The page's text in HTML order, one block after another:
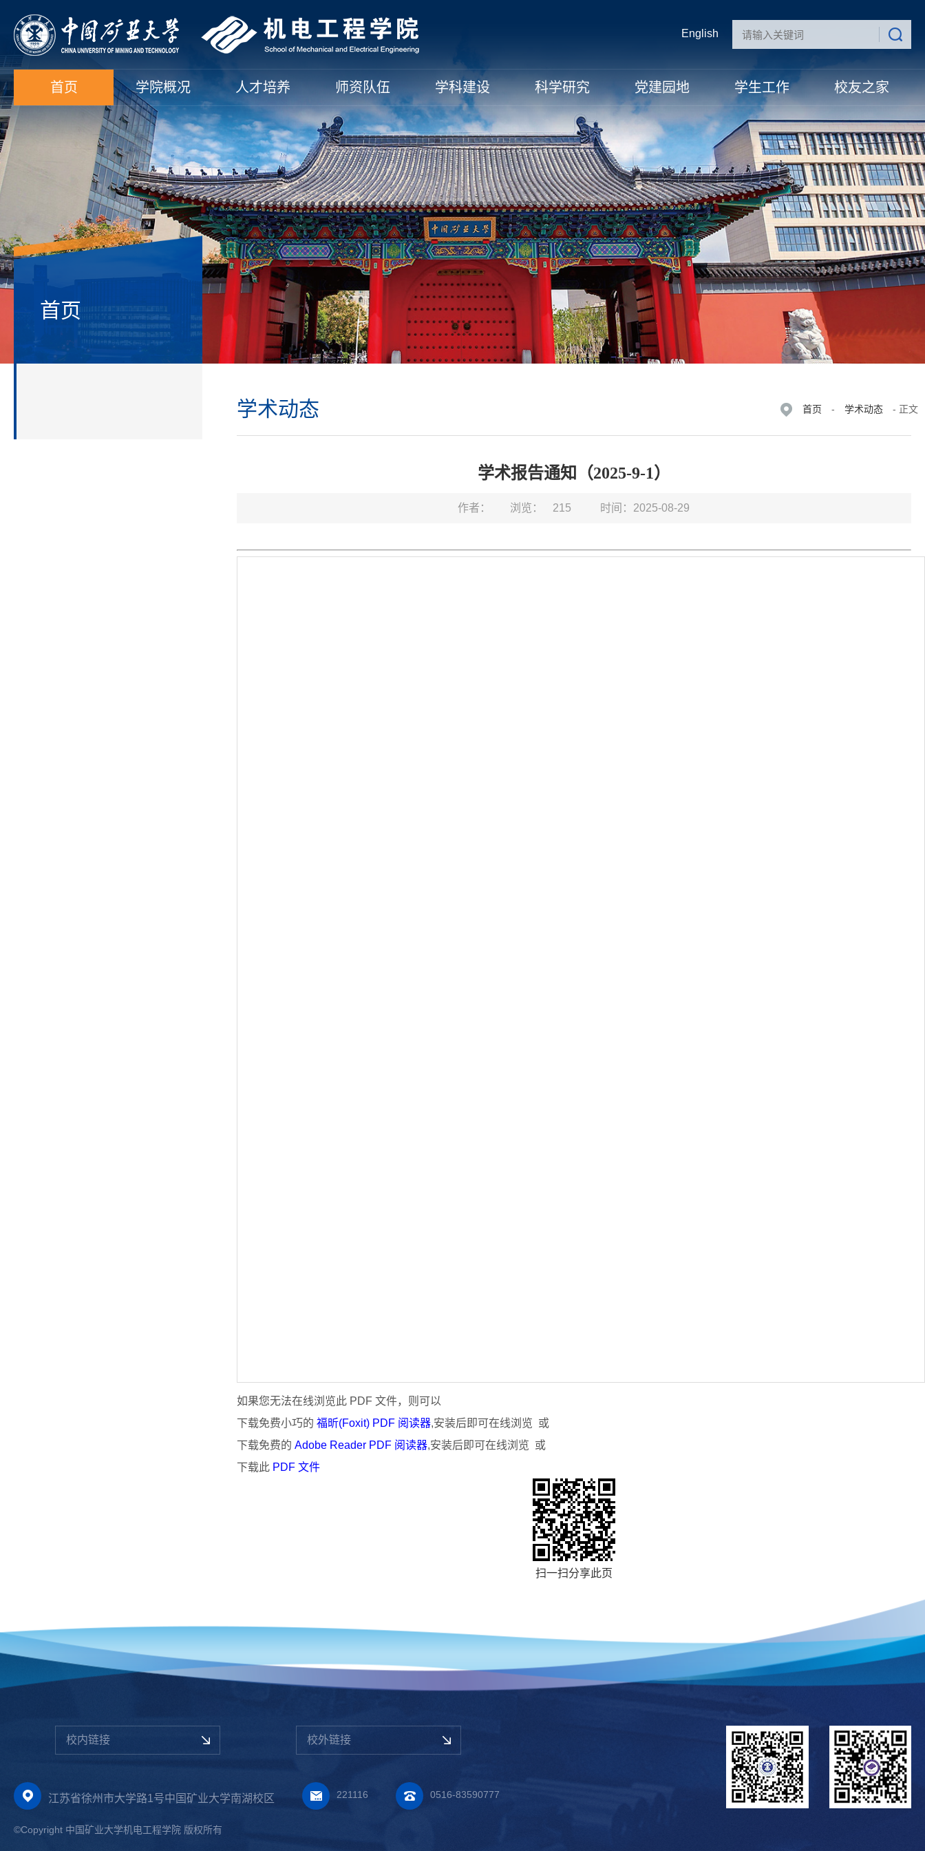
English
首页 学院概况 人才培养 师资队伍 学科建设 科学研究 党建园地 学生工作 校友之家
首页
学术动态 首页 - 学术动态 - 正文
学术报告通知（2025-9-1）
作者： 浏览： 215 时间：2025-08-29
如果您无法在线浏览此 PDF 文件，则可以
下载免费小巧的 福昕(Foxit) PDF 阅读器,安装后即可在线浏览 或
下载免费的 Adobe Reader PDF 阅读器,安装后即可在线浏览 或
下载此 PDF 文件
扫一扫分享此页
校内链接 校外链接
江苏省徐州市大学路1号中国矿业大学南湖校区 221116 0516-83590777
©Copyright 中国矿业大学机电工程学院 版权所有